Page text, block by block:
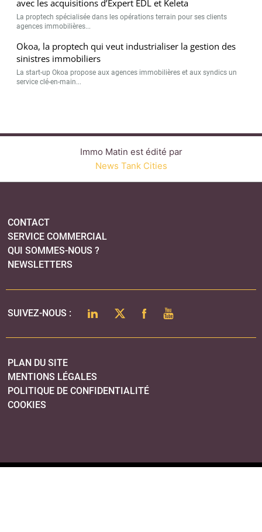
avec les acquisitions d’Expert EDL et Keleta
La proptech spécialisée dans les opérations terrain pour ses clients
agences immobilières...
Okoa, la proptech qui veut industrialiser la gestion des
sinistres immobiliers
La start-up Okoa propose aux agences immobilières et aux syndics un
service clé-en-main...
Immo Matin est édité par
News Tank Cities
CONTACT
SERVICE COMMERCIAL
QUI SOMMES-NOUS ?
NEWSLETTERS
SUIVEZ-NOUS : LINKEDINTWITTERFACEBOOK
YOUTUBE
PLAN DU SITE
MENTIONS LÉGALES
POLITIQUE DE CONFIDENTIALITÉ
COOKIES